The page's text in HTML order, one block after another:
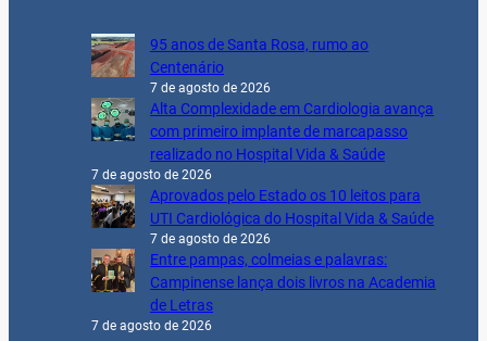
95 anos de Santa Rosa, rumo ao
Centenário
7 de agosto de 2026
Alta Complexidade em Cardiologia avança
com primeiro implante de marcapasso
realizado no Hospital Vida & Saúde
7 de agosto de 2026
Aprovados pelo Estado os 10 leitos para
UTI Cardiológica do Hospital Vida & Saúde
7 de agosto de 2026
Entre pampas, colmeias e palavras:
Campinense lança dois livros na Academia
de Letras
7 de agosto de 2026